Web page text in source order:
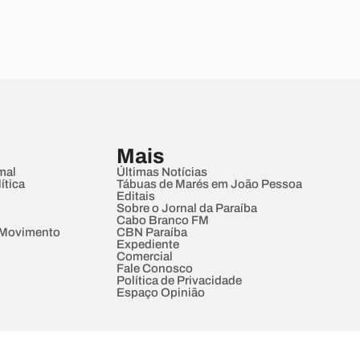
Mais
Últimas Notícias
Tábuas de Marés em João Pessoa
Editais
Sobre o Jornal da Paraíba
Cabo Branco FM
CBN Paraíba
Expediente
Comercial
Fale Conosco
Política de Privacidade
Espaço Opinião